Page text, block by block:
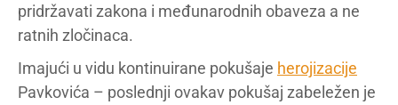
pridržavati zakona i međunarodnih obaveza a ne
ratnih zločinaca.
Imajući u vidu kontinuirane pokušaje herojizacije
Pavkovića – poslednji ovakav pokušaj zabeležen je